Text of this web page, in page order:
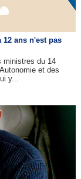
12 ans n'est pas
ministres du 14
et des
y...